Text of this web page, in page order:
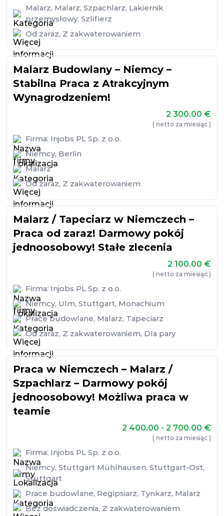
Malarz, Malarz, Szpachlarz, Lakiernik
przemysłowy, Szlifierz
Od zaraz, Z zakwaterowaniem
Malarz Budowlany – Niemcy –
Stabilna Praca z Atrakcyjnym
Wynagrodzeniem!
2 300.00 €
( netto za miesiąc )
Firma: Injobs PL Sp. z o.o.
Niemcy, Berlin
Malarz
Od zaraz, Z zakwaterowaniem
Malarz / Tapeciarz w Niemczech –
Praca od zaraz! Darmowy pokój
jednoosobowy! Stałe zlecenia
2 100.00 €
( netto za miesiąc )
Firma: Injobs PL Sp. z o.o.
Niemcy, Ulm, Stuttgart, Monachium
Prace budowlane, Malarz, Tapeciarz
Od zaraz, Z zakwaterowaniem, Dla pary
Praca w Niemczech – Malarz /
Szpachlarz – Darmowy pokój
jednoosobowy! Możliwa praca w
teamie
2 400.00 - 2 700.00 €
( netto za miesiąc )
Firma: Injobs PL Sp. z o.o.
Niemcy, Stuttgart Mühlhausen, Stuttgart-Ost,
Stuttgart
Prace budowlane, Regipsiarz, Tynkarz, Malarz
Bez doświadczenia, Z zakwaterowaniem